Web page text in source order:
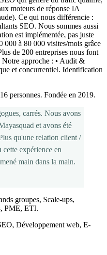
moteurs de réponse IA
Ce qui nous différencie :
SEO. Nous sommes aussi
est implémentée, pas juste
à 80 000 visites/mois grâce
de 200 entreprises nous font
approche : • Audit &
et concurrentiel. Identification
personnes. Fondée en 2019.
carrés. Nous avons
et avons été
qu'une relation client /
expérience en
main dans la main.
groupes, Scale-ups,
PME, ETI.
Développement web, E-